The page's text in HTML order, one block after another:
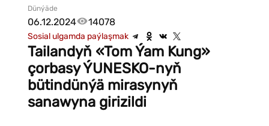
Dünýäde
06.12.2024 14078
Sosial ulgamda paýlaşmak
Tailandyň «Tom Ýam Kung»
çorbasy ÝUNESKO-nyň
bütindünýä mirasynyň
sanawyna girizildi